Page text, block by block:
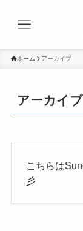
ホーム アーカイブ
アーカイブ
こちらは
彡